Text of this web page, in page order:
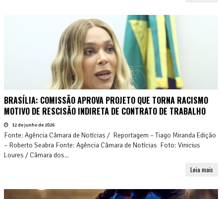
BRASÍLIA: COMISSÃO APROVA PROJETO QUE TORNA RACISMO
MOTIVO DE RESCISÃO INDIRETA DE CONTRATO DE TRABALHO
12 de junho de 2026
Fonte: Agência Câmara de Notícias / Reportagem – Tiago Miranda Edição
– Roberto Seabra Fonte: Agência Câmara de Notícias Foto: Vinicius
Loures / Câmara dos...
Leia mais